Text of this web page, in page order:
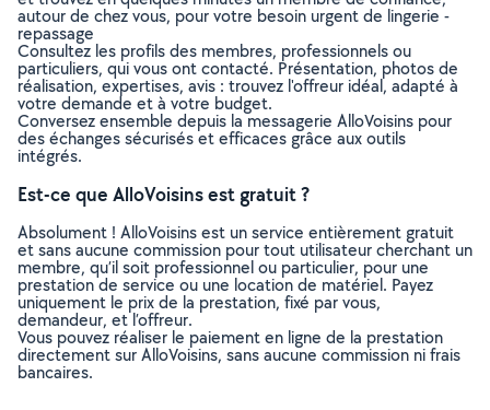
autour de chez vous, pour votre besoin urgent de lingerie -
repassage
Consultez les profils des membres, professionnels ou
particuliers, qui vous ont contacté. Présentation, photos de
réalisation, expertises, avis : trouvez l'offreur idéal, adapté à
votre demande et à votre budget.
Conversez ensemble depuis la messagerie AlloVoisins pour
des échanges sécurisés et efficaces grâce aux outils
intégrés.
Est-ce que AlloVoisins est gratuit ?
Absolument ! AlloVoisins est un service entièrement gratuit
et sans aucune commission pour tout utilisateur cherchant un
membre, qu’il soit professionnel ou particulier, pour une
prestation de service ou une location de matériel. Payez
uniquement le prix de la prestation, fixé par vous,
demandeur, et l’offreur.
Vous pouvez réaliser le paiement en ligne de la prestation
directement sur AlloVoisins, sans aucune commission ni frais
bancaires.